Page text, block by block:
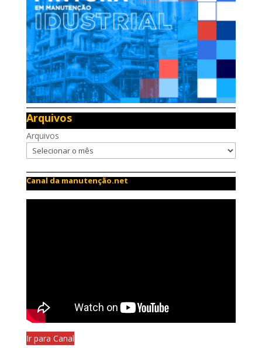
Arquivos
Arquivos
Canal da manutenção.net
Ir para Canal